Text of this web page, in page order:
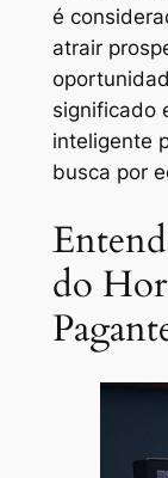
é
atrair
significado
inteligente
busca por
do